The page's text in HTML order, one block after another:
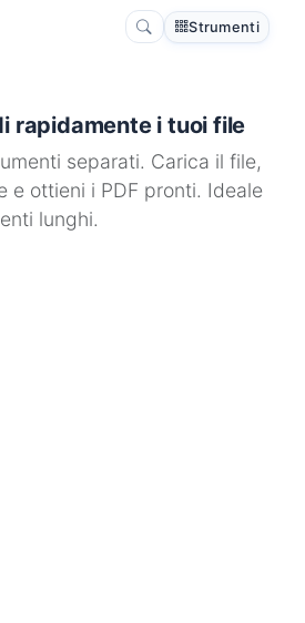
Strumenti
rapidamente i tuoi file
separati. Carica il file,
e ottieni i PDF pronti. Ideale
lunghi.